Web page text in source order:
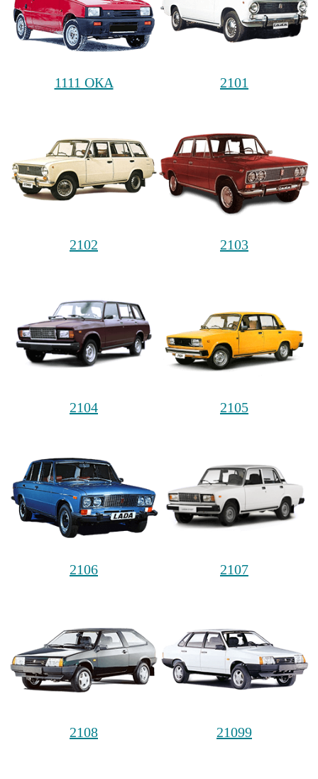
1111 ОКА 2101
2102 2103
2104 2105
2106 2107
2108 21099